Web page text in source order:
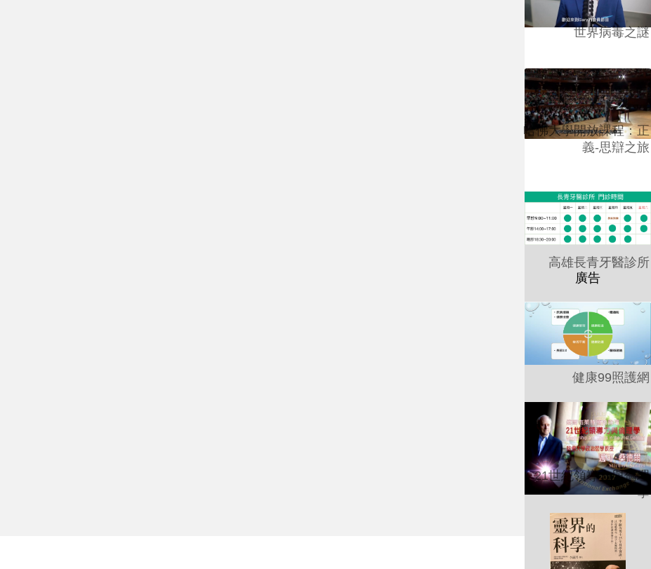
世界病毒之謎
哈佛大學開放課程：正
義-思辯之旅
高雄長青牙醫診所
健康99照護網
21世紀領導力與倫理
學